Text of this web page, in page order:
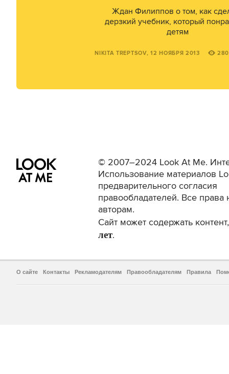
Ждан Филиппов о том, как
дерзкий учебник, который
детям
NIKITA TREPTSOV, 12 НОЯБРЯ 2013
© 2007–2024 Look At Me.
Использование материалов
предварительного согласия
правообладателей. Все права
авторам.
Сайт может содержать
лет.
О сайте Контакты Рекламодателям Правообладателям Правила